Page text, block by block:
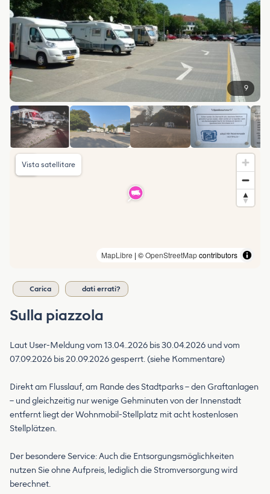
9
MapLibre | ©OpenStreetMapcontributors
Vista satellitare
Carica dati errati?
Sulla piazzola
Laut User-Meldung vom 13.04..2026 bis 30.04.2026 und vom
07.09.2026 bis 20.09.2026 gesperrt. (siehe Kommentare)
Direkt am Flusslauf, am Rande des Stadtparks – den Graftanlagen
– und gleichzeitig nur wenige Gehminuten von der Innenstadt
entfernt liegt der Wohnmobil-Stellplatz mit acht kostenlosen
Stellplätzen.
Der besondere Service: Auch die Entsorgungsmöglichkeiten
nutzen Sie ohne Aufpreis, lediglich die Stromversorgung wird
berechnet.